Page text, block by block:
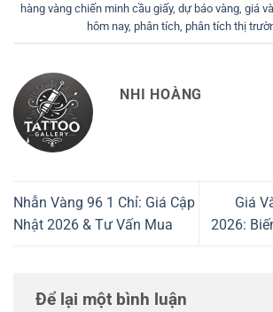
hàng vàng chiến minh cầu giấy, dự báo vàng giá
hôm nay, phân tích, phân tích thị
NHI HOÀNG
Nhẫn Vàng 96 1 Chỉ: Giá Cập
Nhật 2026 & Tư Vấn Mua
Giá
2026:
Để lại một bình luận